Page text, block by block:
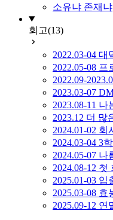
소유냐 존재냐
회고(13)
2022.03-04
2022.05-08 프
2022.09-
2023.03-07
2023.08-11 나
2023.12 더 많
2024.01-02 회
2024.03-04 3
2024.05-07 나
2024.08-12 첫
2025.01-03 입
2025.03-08
2025.09-12 연